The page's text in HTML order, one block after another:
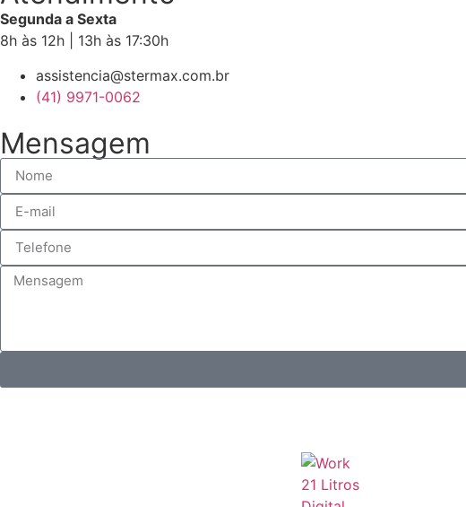
Segunda a Sexta
8h às 12h | 13h às 17:30h
assistencia@stermax.com.br
(41) 9971-0062
Mensagem